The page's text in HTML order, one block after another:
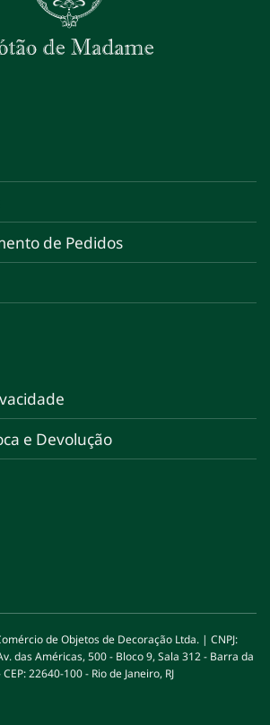
de Pedidos
e Devolução
de Objetos de Decoração Ltda. | CNPJ:
das Américas, 500 - Bloco 9, Sala 312 - Barra da
22640-100 - Rio de Janeiro, RJ